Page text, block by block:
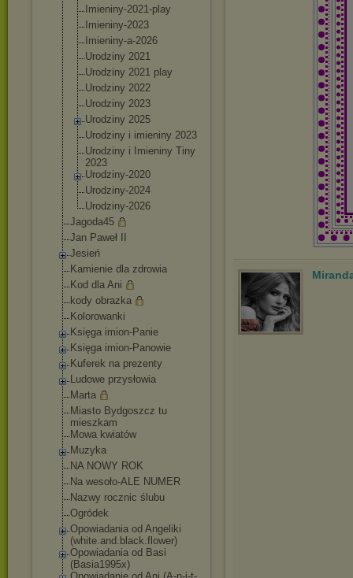
Imieniny-2021-play
Imieniny-2023
Imieniny-a-2026
Urodziny 2021
Urodziny 2021 play
Urodziny 2022
Urodziny 2023
Urodziny 2025
Urodziny i imieniny 2023
Urodziny i Imieniny Tiny
2023
Urodziny-2020
Urodziny-2024
Urodziny-2026
Jagoda45
Jan Paweł II
Jesień
Kamienie dla zdrowia
Kod dla Ani
kody obrazka
Kolorowanki
Księga imion-Panie
Księga imion-Panowie
Kuferek na prezenty
Ludowe przysłowia
Marta
Miasto Bydgoszcz tu
mieszkam
Mowa kwiatów
Muzyka
NA NOWY ROK
Na wesoło-ALE NUMER
Nazwy rocznic ślubu
Ogródek
Opowiadania od Angeliki
(white.and.black.flower)
Opowiadania od Basi
(Basia1995x)